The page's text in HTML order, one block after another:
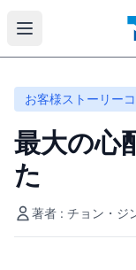
お客様ストーリー
最大の心
た
著者 : チョン・ジ